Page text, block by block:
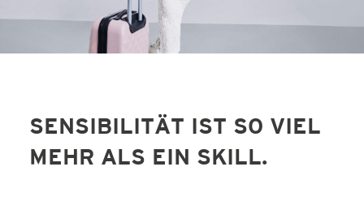
DAHEIM
BERATUNG
SERVICE-BLOG
SENSIBILITÄT IST SO VIEL
MEHR ALS EIN SKILL.